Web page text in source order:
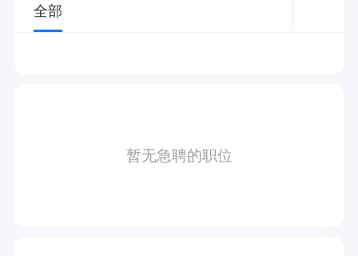
全部
暂无急聘的职位